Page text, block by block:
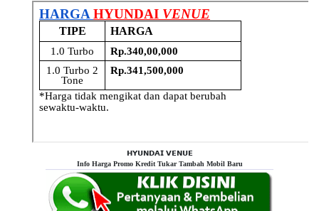
𝗛𝗬𝗨𝗡𝗗𝗔𝗜 𝗩𝗘𝗡𝗨𝗘
Info Harga Promo Kredit Tukar Tambah Mobil Baru